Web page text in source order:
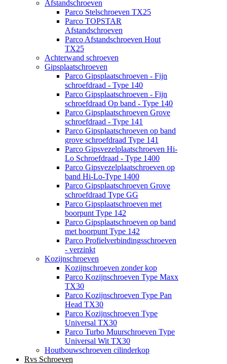
Afstandschroeven
Parco Stelschroeven TX25
Parco TOPSTAR
Afstandschroeven
Parco Afstandschroeven Hout
TX25
Achterwand schroeven
Gipsplaatschroeven
Parco Gipsplaatschroeven - Fijn
schroefdraad - Type 140
Parco Gipsplaatschroeven - Fijn
schroefdraad Op band - Type 140
Parco Gipsplaatschroeven Grove
schroefdraad - Type 141
Parco Gipsplaatschroeven op band
grove schroefdraad Type 141
Parco Gipsvezelplaatschroeven Hi-
Lo Schroefdraad - Type 1400
Parco Gipsvezelplaatschroeven op
band Hi-Lo-Type 1400
Parco Gipsplaatschroeven Grove
schroefdraad Type GG
Parco Gipsplaatschroeven met
boorpunt Type 142
Parco Gipsplaatschroeven op band
met boorpunt Type 142
Parco Profielverbindingsschroeven
- verzinkt
Kozijnschroeven
Kozijnschroeven zonder kop
Parco Kozijnschroeven Type Maxx
TX30
Parco Kozijnschroeven Type Pan
Head TX30
Parco Kozijnschroeven Type
Universal TX30
Parco Turbo Muurschroeven Type
Universal Wit TX30
Houtbouwschroeven cilinderkop
Rvs Schroeven